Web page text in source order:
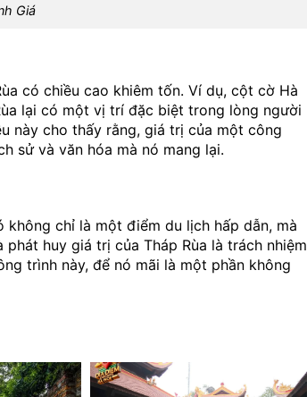
Giá
có chiều cao khiêm tốn. Ví dụ, cột cờ Hà
lại có một vị trí đặc biệt trong lòng người
này cho thấy rằng, giá trị của một công
sử và văn hóa mà nó mang lại.
không chỉ là một điểm du lịch hấp dẫn, mà
huy giá trị của Tháp Rùa là trách nhiệm
trình này, để nó mãi là một phần không